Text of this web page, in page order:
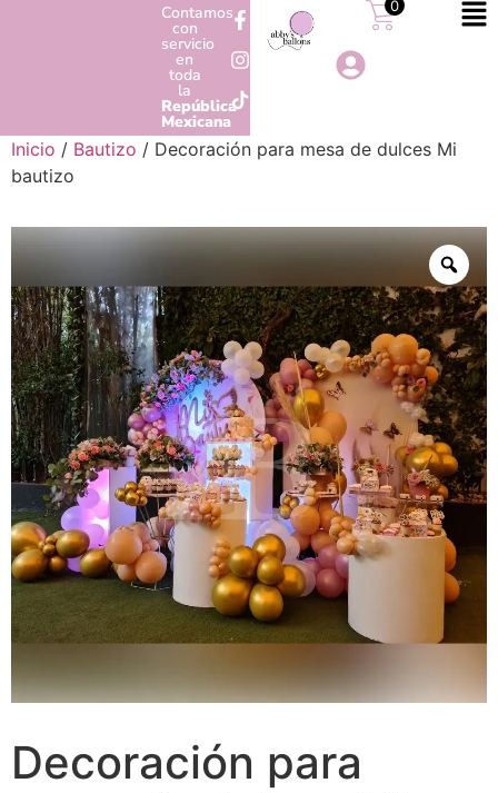
Contamos
con
servicio
en
toda
la
República
Mexicana
0
Inicio / Bautizo / Decoración para mesa de dulces Mi
bautizo
Decoración para